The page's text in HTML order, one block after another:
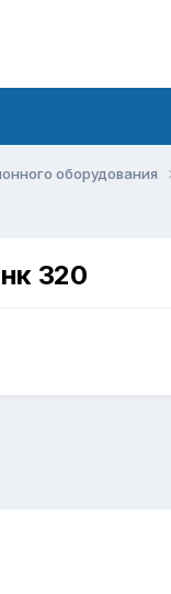
оборудования
320